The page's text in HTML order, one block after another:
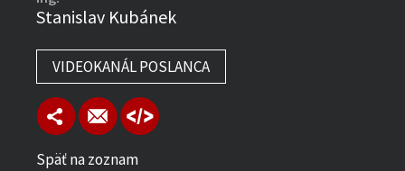
Stanislav Kubánek
VIDEOKANÁL POSLANCA
Späť na zoznam